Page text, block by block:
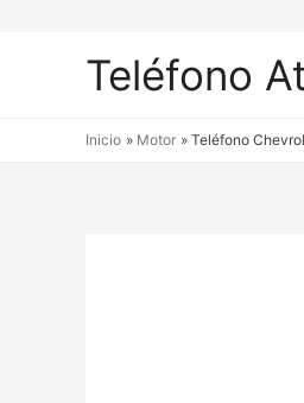
Teléfono
Inicio Motor Teléfono